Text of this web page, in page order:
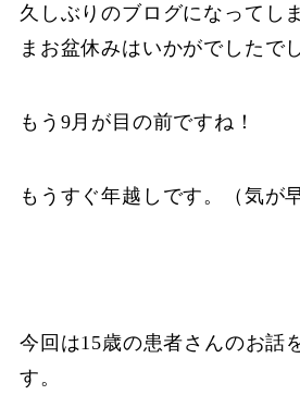
久しぶりのブログになってし
まお盆休みはいかがでしたで
もう9月が目の前ですね！
もうすぐ年越しです。（気が
今回は15歳の患者さんのお話
す。